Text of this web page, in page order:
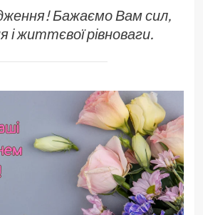
Бажаємо Вам сил,
і життєвої рівноваги.